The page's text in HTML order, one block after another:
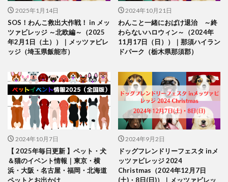
2025年1月14日
SOS！わんこ救出大作戦！ in メッ
ツァビレッジ ～北欧編～（2025
年2月1日（土））｜メッツァビレ
ッジ（埼玉県飯能市）
2024年10月21日
わんこと一緒におばけ退治 ～終
わらないハロウィン～（2024年
11月17日（日））｜那須ハイラン
ドパーク（栃木県那須郡）
2024年10月7日
【 2025年毎日更新 】ペット・犬
＆猫のイベント情報｜東京・横
浜・大阪・名古屋・福岡・北海道
ペットとお出かけ
2024年9月2日
ドッグフレンドリーフェスタ inメ
ッツァビレッジ 2024
Christmas（2024年12月7日
(土)・8日(日)）｜メッツァビレッ